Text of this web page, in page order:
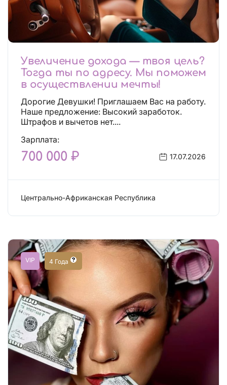
Увеличение дохода — твоя цель?
Тогда ты по адресу. Мы поможем
в осуществлении мечты!
Дорогие Девушки! Приглашаем Вас на работу.
Наше предложение: Высокий заработок.
Штрафов и вычетов нет....
Зарплата:
700 000 ₽ 17.07.2026
Центрально-Африканская Республика
VIP 4 Года